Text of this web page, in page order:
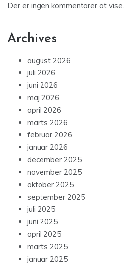
Der er ingen kommentarer at vise.
Archives
august 2026
juli 2026
juni 2026
maj 2026
april 2026
marts 2026
februar 2026
januar 2026
december 2025
november 2025
oktober 2025
september 2025
juli 2025
juni 2025
april 2025
marts 2025
januar 2025